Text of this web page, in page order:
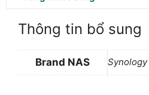
Thông tin bổ sung
Brand NAS Synology